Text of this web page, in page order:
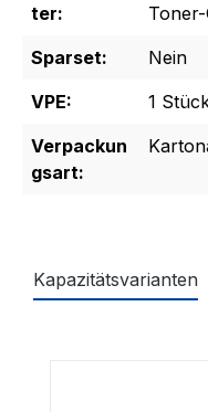
ter:
Sparset:
Nein
VPE:
1
Verpackun
gsart:
Kapazitätsvarianten